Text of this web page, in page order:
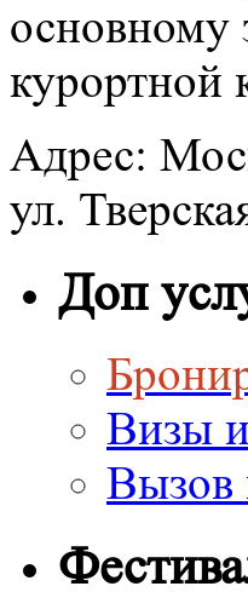
основному
курортной
Адрес:
ул.
Доп
Визы
Вызов